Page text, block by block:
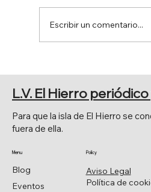
Escribir un comentario...
Aviso Legal
Política de
Policy
Blog
Eventos
Menu
Para que la isla de El Hierro se
fuera de ella.
L.V. El Hierro